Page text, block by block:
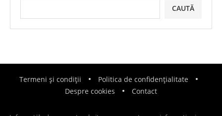
CAUTĂ
Termeni și condiții
Politica de confidențialitate
Despre cookies
Contact